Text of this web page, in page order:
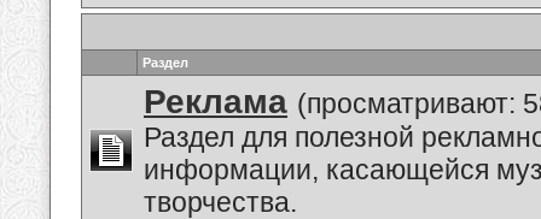
Раздел
Реклама (просматривают:
Раздел для полезной
информации, касающейся
творчества.